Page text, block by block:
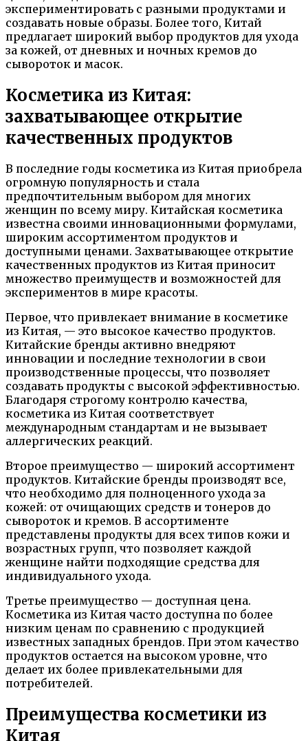
экспериментировать с разными продуктами и
создавать новые образы. Более того, Китай
предлагает широкий выбор продуктов для ухода
за кожей, от дневных и ночных кремов до
сывороток и масок.
Косметика из Китая:
захватывающее открытие
качественных продуктов
В последние годы косметика из Китая приобрела
огромную популярность и стала
предпочтительным выбором для многих
женщин по всему миру. Китайская косметика
известна своими инновационными формулами,
широким ассортиментом продуктов и
доступными ценами. Захватывающее открытие
качественных продуктов из Китая приносит
множество преимуществ и возможностей для
экспериментов в мире красоты.
Первое, что привлекает внимание в косметике
из Китая, — это высокое качество продуктов.
Китайские бренды активно внедряют
инновации и последние технологии в свои
производственные процессы, что позволяет
создавать продукты с высокой эффективностью.
Благодаря строгому контролю качества,
косметика из Китая соответствует
международным стандартам и не вызывает
аллергических реакций.
Второе преимущество — широкий ассортимент
продуктов. Китайские бренды производят все,
что необходимо для полноценного ухода за
кожей: от очищающих средств и тонеров до
сывороток и кремов. В ассортименте
представлены продукты для всех типов кожи и
возрастных групп, что позволяет каждой
женщине найти подходящие средства для
индивидуального ухода.
Третье преимущество — доступная цена.
Косметика из Китая часто доступна по более
низким ценам по сравнению с продукцией
известных западных брендов. При этом качество
продуктов остается на высоком уровне, что
делает их более привлекательными для
потребителей.
Преимущества косметики из
Китая